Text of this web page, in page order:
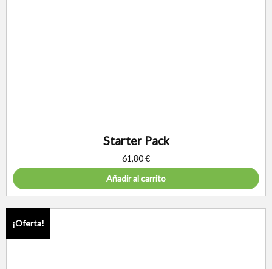
Starter Pack
61,80€
Añadir al carrito
¡Oferta!